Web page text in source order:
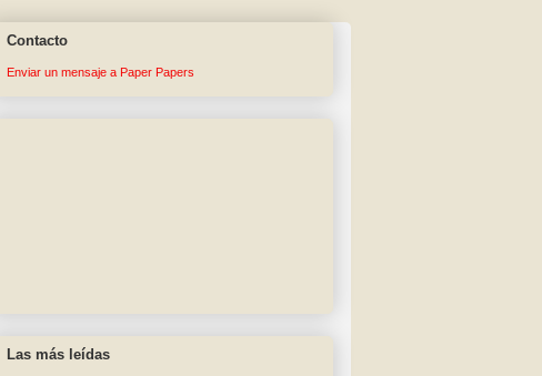
Contacto
Enviar un mensaje a Paper Papers
Las más leídas